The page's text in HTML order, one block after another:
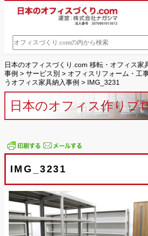
日本のオフィスづくり.com 移転・オフィス家
事例 > サービス別 > オフィスリフォーム・工
うオフィス家具納入事例 > IMG_3231
日本のオフィス作りブ
IMG_3231